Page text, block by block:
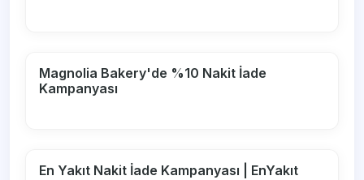
Magnolia Bakery'de %10 Nakit İade
Kampanyası
En Yakıt Nakit İade Kampanyası | EnYakıt